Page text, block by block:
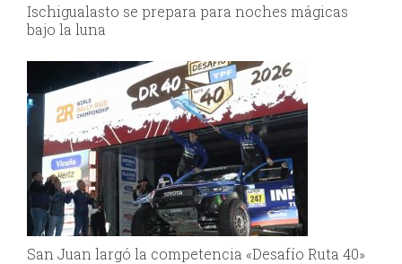
Ischigualasto se prepara para noches mágicas
bajo la luna
San Juan largó la competencia «Desafío Ruta 40»